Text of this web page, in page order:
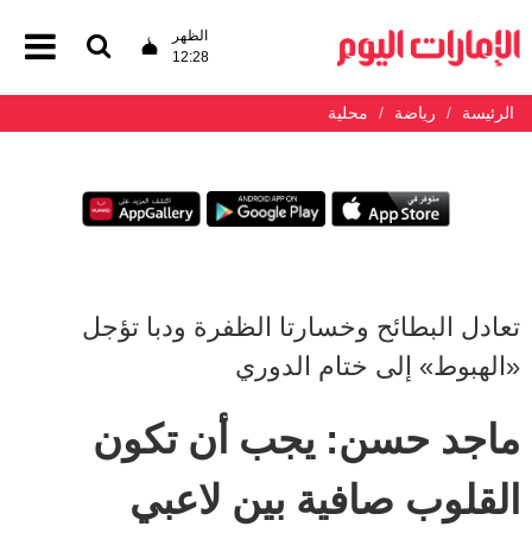
الظهر
12:28
الرئيسة رياضة محلية
تعادل البطائح وخسارتا الظفرة ودبا تؤجل
«الهبوط» إلى ختام الدوري
ماجد حسن: يجب أن تكون
القلوب صافية بين لاعبي